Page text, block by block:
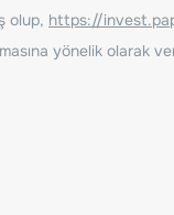
olup, https://
yönelik olarak